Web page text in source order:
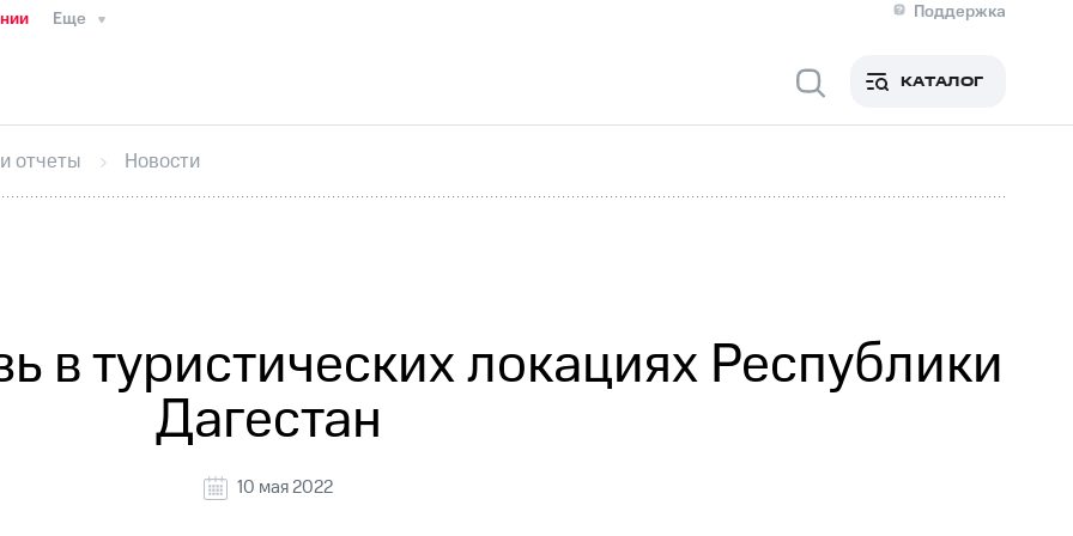
Еще
Поддержка
Медиа-центр
ИнтервьюФинансовая отчетностьКонтактыНовости в регионе
секретарьРаскрытие информации
кабинет акционераАкционерный капиталКонтроль и аудитРынок акций
КАТАЛОГ
отчеты Новости
в туристических локациях Республики
Дагестан
10 мая 2022